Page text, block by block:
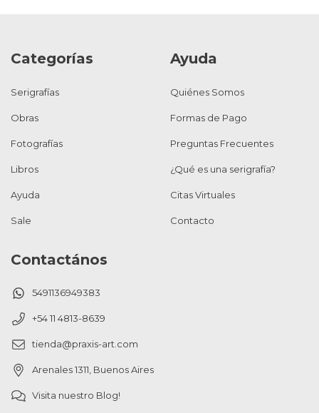
Categorías
Serigrafías
Obras
Fotografías
Libros
Ayuda
Sale
Ayuda
Quiénes Somos
Formas de Pago
Preguntas Frecuentes
¿Qué es una serigrafía?
Citas Virtuales
Contacto
Contactános
5491136949383
+54 11 4813-8639
tienda@praxis-art.com
Arenales 1311, Buenos Aires
Visita nuestro Blog!